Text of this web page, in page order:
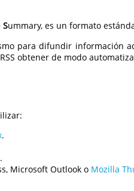
Summary, es un formato
para difundir información
obtener de modo
.
.
Microsoft Outlook o Mozilla